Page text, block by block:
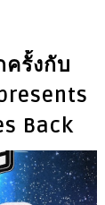
รั้งกับ
Back